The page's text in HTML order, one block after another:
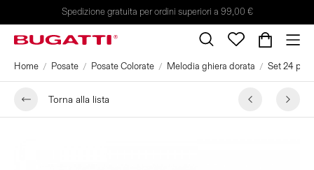
Spedizione gratuita per ordini superiori a 99,00 €
Home Posate Posate Colorate Melodia ghiera dorata Set 24
Torna alla lista